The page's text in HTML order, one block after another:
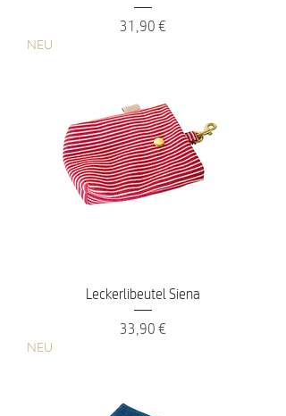
Preis
31,90 €
NEU
Leckerlibeutel Siena
Preis
33,90 €
NEU